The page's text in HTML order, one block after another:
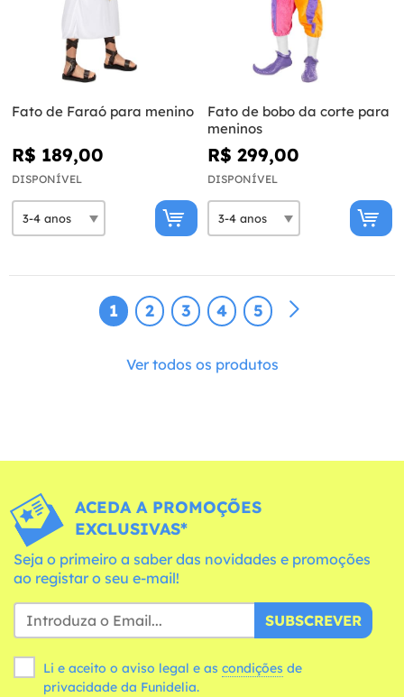
Fato de Faraó para menino
R$ 189,00
DISPONÍVEL
Fato de bobo da corte para
meninos
R$ 299,00
DISPONÍVEL
1 2 3 4 5
Ver todos os produtos
ACEDA A PROMOÇÕES
EXCLUSIVAS*
Seja o primeiro a saber das novidades e promoções
ao registar o seu e-mail!
SUBSCREVER
Li e aceito o aviso legal e as condições
privacidade da Funidelia.